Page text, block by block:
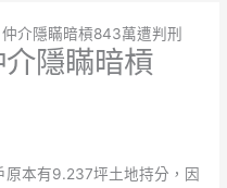
介隱瞞暗槓843萬遭判刑
隱瞞暗槓
本有9.237坪土地持分，因